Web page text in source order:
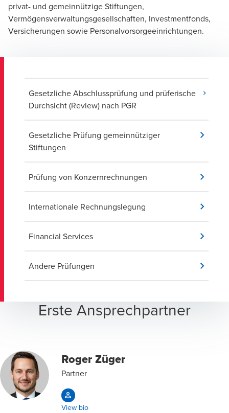
privat- und gemeinnützige Stiftungen,
Vermögensverwaltungsgesellschaften, Investmentfonds,
Versicherungen sowie Personalvorsorgeeinrichtungen.
Gesetzliche Abschlussprüfung und prüferische
Durchsicht (Review) nach PGR
Gesetzliche Prüfung gemeinnütziger
Stiftungen
Prüfung von Konzernrechnungen
Internationale Rechnungslegung
Financial Services
Andere Prüfungen
Erste Ansprechpartner
Roger Züger
Partner
View bio